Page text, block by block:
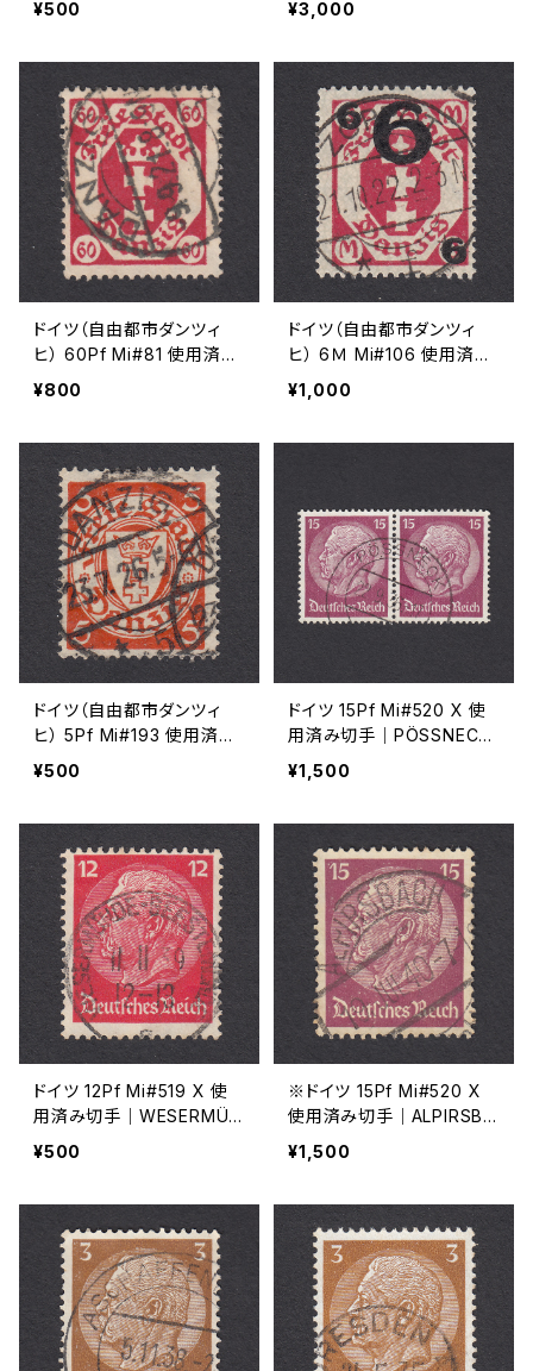
¥500 ¥3,000
ドイツ（自由都市ダンツィ
ヒ） 60Pf Mi#81 使用済み
切手｜DANZIG 9.9.1921
¥800
ドイツ（自由都市ダンツィ
ヒ） 6Ｍ Mi#106 使用済み
切手｜ZOPPOT 21.10.192
¥1,000
ドイツ（自由都市ダンツィ
ヒ） 5Pf Mi#193 使用済み
切手｜DANZIG 23.7.1926
¥500
ドイツ 15Pf Mi#520 X 使
用済み切手｜PÖSSNECK
22.9.1936
¥1,500
ドイツ 12Pf Mi#519 X 使
用済み切手｜WESERMÜN
DE-GEESTEMÜNDE 11.11.1
¥500
※ドイツ 15Pf Mi#520 X
使用済み切手｜ALPIRSBA
CH 19.JUL.1940
¥1,500